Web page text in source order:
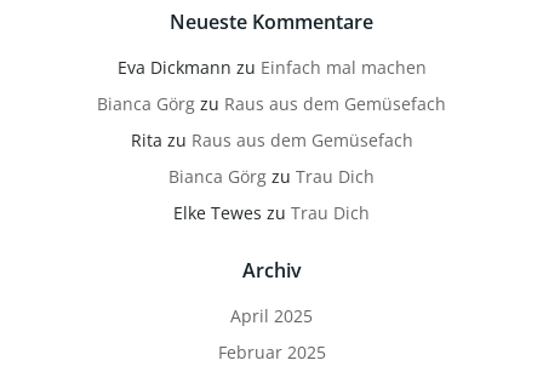
Neueste Kommentare
Eva Dickmann zu Einfach mal machen
Bianca Görg zu Raus aus dem Gemüsefach
Rita zu Raus aus dem Gemüsefach
Bianca Görg zu Trau Dich
Elke Tewes zu Trau Dich
Archiv
April 2025
Februar 2025